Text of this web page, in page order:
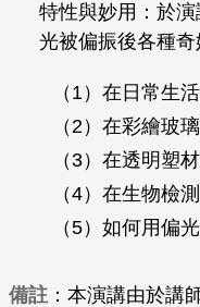
特性與妙用：於
光被偏振後各種奇
（1）在日常生
（2）在彩繪玻
（3）在透明塑
（4）在生物檢
（5）如何用偏
備註 ：本演講由於講